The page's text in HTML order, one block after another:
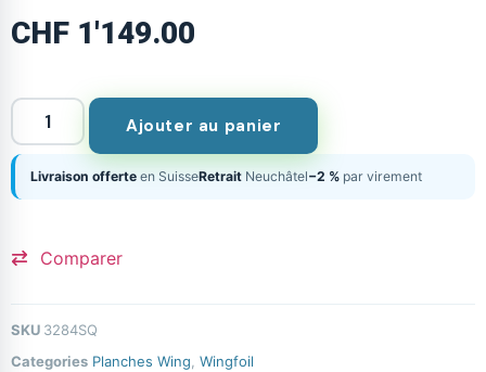
CHF 1'149.00
Ajouter au panier
Livraison offerte en SuisseRetrait Neuchâtel−2 % par virement
Comparer
SKU 3284SQ
Categories Planches Wing Wingfoil